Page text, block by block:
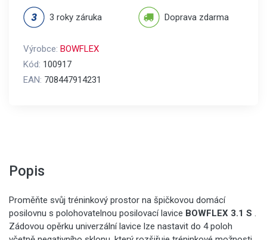
3 roky záruka Doprava zdarma
Výrobce: BOWFLEX
Kód: 100917
EAN: 708447914231
Popis
Proměňte svůj tréninkový prostor na špičkovou domácí
posilovnu s polohovatelnou posilovací lavice BOWFLEX 3.1 S .
Zádovou opěrku univerzální lavice lze nastavit do 4 poloh